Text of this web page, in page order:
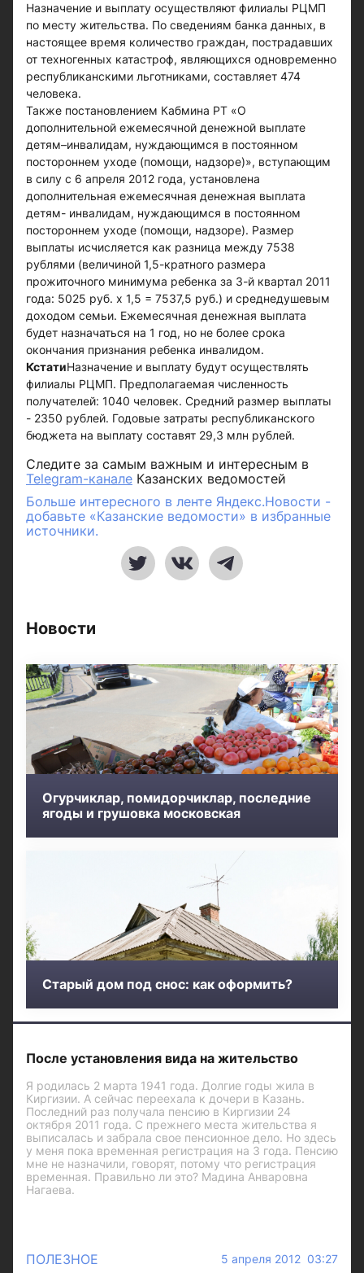
Назначение и выплату осуществляют филиалы РЦМП
по месту жительства. По сведениям банка данных, в
настоящее время количество граждан, пострадавших
от техногенных катастроф, являющихся одновременно
республиканскими льготниками, составляет 474
человека.
Также постановлением Кабмина РТ «О
дополнительной ежемесячной денежной выплате
детям–инвалидам, нуждающимся в постоянном
постороннем уходе (помощи, надзоре)», вступающим
в силу с 6 апреля 2012 года, установлена
дополнительная ежемесячная денежная выплата
детям- инвалидам, нуждающимся в постоянном
постороннем уходе (помощи, надзоре). Размер
выплаты исчисляется как разница между 7538
рублями (величиной 1,5-кратного размера
прожиточного минимума ребенка за 3-й квартал 2011
года: 5025 руб. х 1,5 = 7537,5 руб.) и среднедушевым
доходом семьи. Ежемесячная денежная выплата
будет назначаться на 1 год, но не более срока
окончания признания ребенка инвалидом.
КстатиНазначение и выплату будут осуществлять
филиалы РЦМП. Предполагаемая численность
получателей: 1040 человек. Средний размер выплаты
- 2350 рублей. Годовые затраты республиканского
бюджета на выплату составят 29,3 млн рублей.
Следите за самым важным и интересным в
Telegram-канале Казанских ведомостей
Больше интересного в ленте Яндекс.Новости -
добавьте «Казанские ведомости» в избранные
источники.
Новости
Огурчиклар, помидорчиклар, последние
ягоды и грушовка московская
Старый дом под снос: как оформить?
После установления вида на жительство
Я родилась 2 марта 1941 года. Долгие годы жила в
Киргизии. А сейчас переехала к дочери в Казань.
Последний раз получала пенсию в Киргизии 24
октября 2011 года. С прежнего места жительства я
выписалась и забрала свое пенсионное дело. Но здесь
у меня пока временная регистрация на 3 года. Пенсию
мне не назначили, говорят, потому что регистрация
временная. Правильно ли это? Мадина Анваровна
Нагаева.
ПОЛЕЗНОЕ 5 апреля 2012 03:27